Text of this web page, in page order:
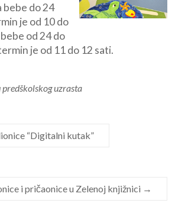
bebe do 24
je od 10 do
bebe od 24 do
je od 11 do 12 sati.
predškolskog uzrasta
“Digitalni kutak”
i pričaonice u Zelenoj knjižnici →